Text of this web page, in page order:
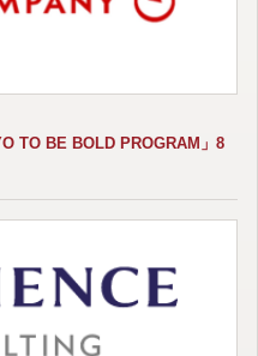
TO BE BOLD PROGRAM」8